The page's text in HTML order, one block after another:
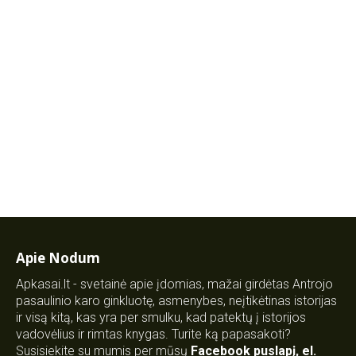
Apie Nodum
Apkasai.lt - svetainė apie įdomias, mažai girdėtas Antrojo
pasaulinio karo ginkluotę, asmenybes, neįtikėtinas istorijas
ir visą kitą, kas yra per smulku, kad patektų į istorijos
vadovėlius ir rimtas knygas. Turite ką papasakoti?
Susisiekite su mumis per mūsų Facebook puslapį, el.